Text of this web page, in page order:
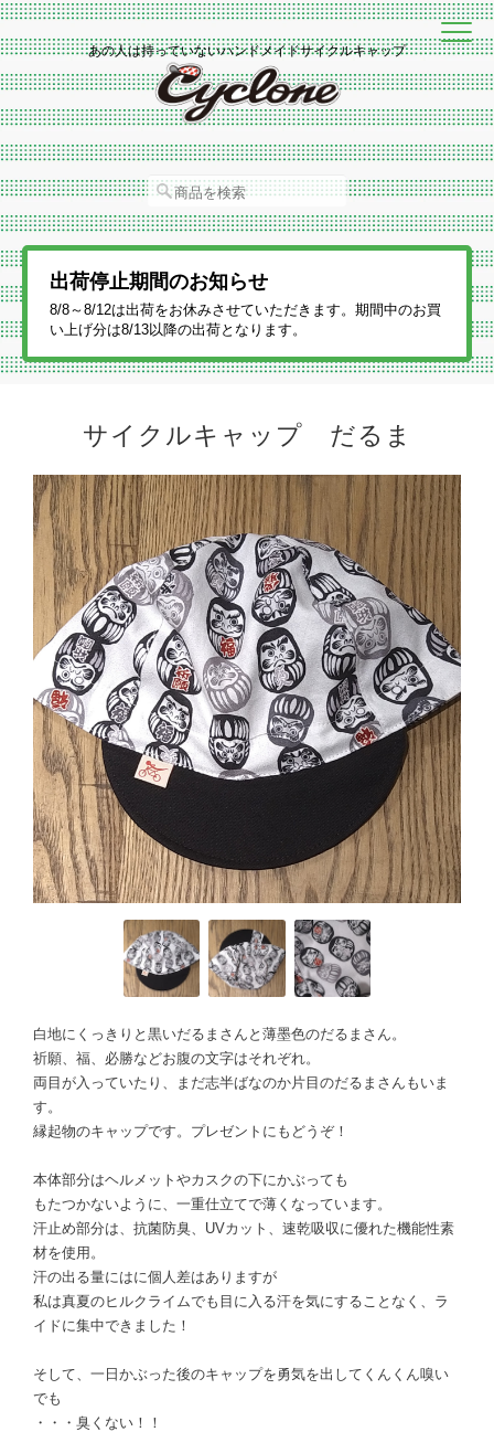
あの人は持っていないハンドメイドサイクルキャップ
出荷停止期間のお知らせ
8/8～8/12は出荷をお休みさせていただきます。期間中のお買
い上げ分は8/13以降の出荷となります。
サイクルキャップ だるま
白地にくっきりと黒いだるまさんと薄墨色のだるまさん。
祈願、福、必勝などお腹の文字はそれぞれ。
両目が入っていたり、まだ志半ばなのか片目のだるまさんもいま
す。
縁起物のキャップです。プレゼントにもどうぞ！
本体部分はヘルメットやカスクの下にかぶっても
もたつかないように、一重仕立てで薄くなっています。
汗止め部分は、抗菌防臭、UVカット、速乾吸収に優れた機能性素
材を使用。
汗の出る量にはに個人差はありますが
私は真夏のヒルクライムでも目に入る汗を気にすることなく、ラ
イドに集中できました！
そして、一日かぶった後のキャップを勇気を出してくんくん嗅い
でも
・・・臭くない！！